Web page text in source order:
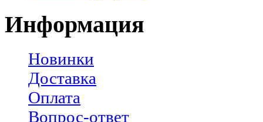
Информация
Новинки
Доставка
Оплата
Вопрос-ответ